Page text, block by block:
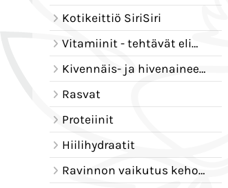
Kotikeittiö SiriSiri
Vitamiinit - tehtävät elimistössä
Kivennäis- ja hivenaineet - tehtävät elimistössä
Rasvat
Proteiinit
Hiilihydraatit
Ravinnon vaikutus kehoomme